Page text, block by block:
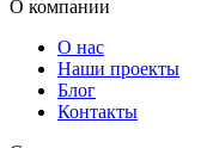
О компании
О нас
Наши проекты
Блог
Контакты